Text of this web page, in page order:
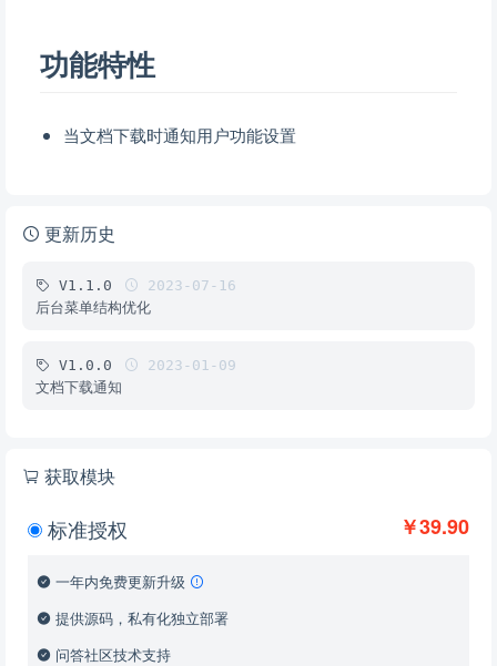
功能特性
当文档下载时通知用户功能设置
更新历史
V1.1.0 2023-07-16
后台菜单结构优化
V1.0.0 2023-01-09
文档下载通知
获取模块
￥39.90
标准授权
一年内免费更新升级
提供源码，私有化独立部署
问答社区技术支持